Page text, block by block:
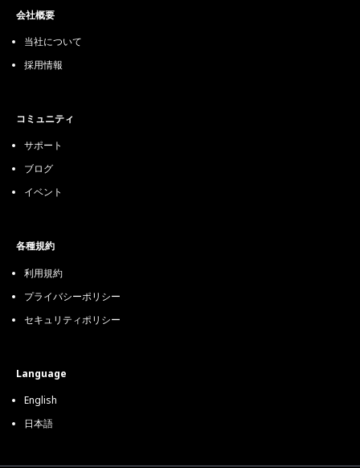
会社概要
当社について
採用情報
コミュニティ
サポート
ブログ
イベント
各種規約
利用規約
プライバシーポリシー
セキュリティポリシー
Language
English
日本語